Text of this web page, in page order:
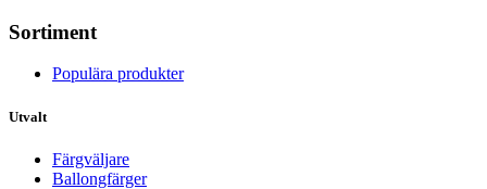
Sortiment
Populära produkter
Utvalt
Färgväljare
Ballongfärger